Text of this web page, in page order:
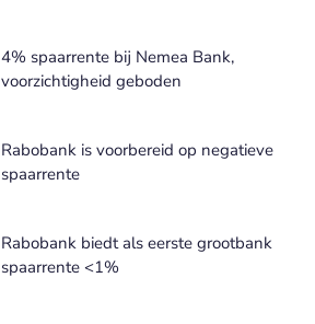
4% spaarrente bij Nemea Bank,
voorzichtigheid geboden
Rabobank is voorbereid op negatieve
spaarrente
Rabobank biedt als eerste grootbank
spaarrente <1%